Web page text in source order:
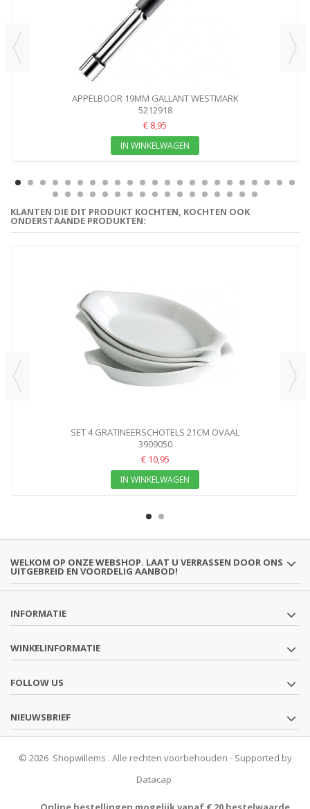
APPELBOOR 19MM GALLANT WESTMARK
5212918
€ 8,95
IN WINKELWAGEN
KLANTEN DIE DIT PRODUKT KOCHTEN, KOCHTEN OOK
ONDERSTAANDE PRODUKTEN:
SET 4 GRATINEERSCHOTELS 21CM OVAAL
3909050
€ 10,95
IN WINKELWAGEN
WELKOM OP ONZE WEBSHOP. LAAT U VERRASSEN DOOR ONS
UITGEBREID EN VOORDELIG AANBOD!
INFORMATIE
WINKELINFORMATIE
FOLLOW US
NIEUWSBRIEF
© 2026 Shopwillems . Alle rechten voorbehouden - Supported by
Datacap